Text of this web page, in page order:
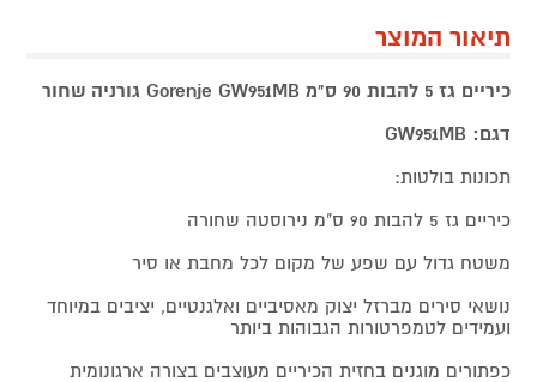
תיאור המוצר
כיריים גז 5 להבות 90 ס"מ Gorenje GW951MB גורניה שחור
דגם: GW951MB
תכונות בולטות:
כיריים גז 5 להבות 90 ס"מ נירוסטה שחורה
משטח גדול עם שפע של מקום לכל מחבת או סיר
נושאי סירים מברזל יצוק מאסיביים ואלגנטיים, יציבים במיוחד
ועמידים לטמפרטורות הגבוהות ביותר
כפתורים מוגנים בחזית הכיריים מעוצבים בצורה ארגונומית